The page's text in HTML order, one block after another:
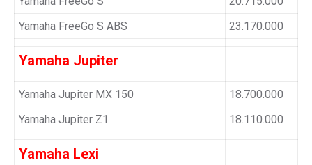
Yamaha FreeGo S ABS
23.170.000
Yamaha Jupiter
Yamaha Jupiter MX 150
18.700.000
Yamaha Jupiter Z1
18.110.000
Yamaha Lexi